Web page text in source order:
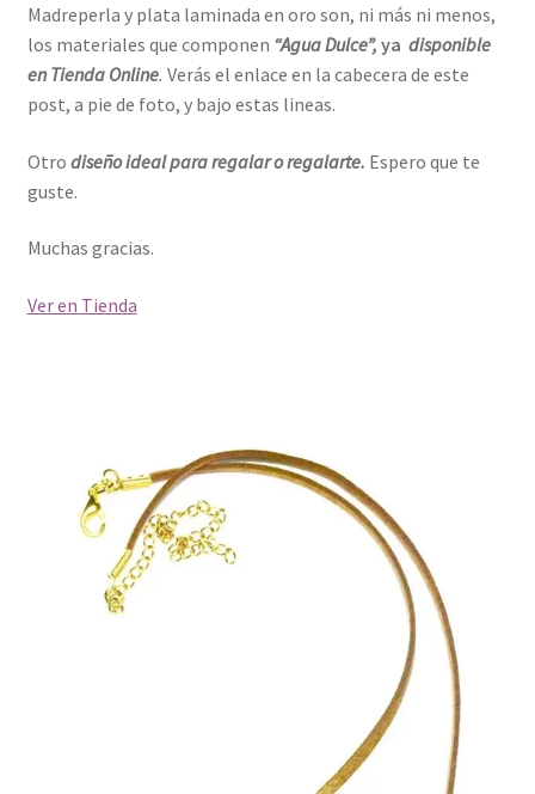
Madreperla y plata laminada en oro son, ni más ni menos,
los materiales que componen “Agua Dulce”, ya disponible
en Tienda Online. Verás el enlace en la cabecera de este
post, a pie de foto, y bajo estas lineas.
Otro diseño ideal para regalar o regalarte. Espero que te
guste.
Muchas gracias.
Ver en Tienda